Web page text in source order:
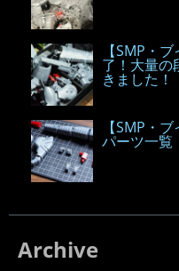
【SMP・
了！大量の
きました！
【SMP・
パーツ一覧
Archive